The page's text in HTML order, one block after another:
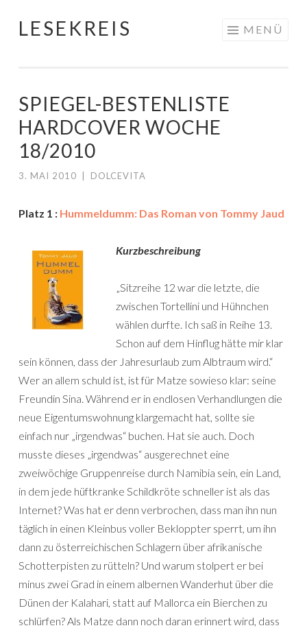
Springe
LESEKREIS MENÜ
SPIEGEL-BESTENLISTE
HARDCOVER WOCHE
18/2010
3. MAI 2010 DOLCEVITA
Platz 1 : Hummeldumm: Das Roman von Tommy Jaud
Kurzbeschreibung
„Sitzreihe 12 war die letzte, die
zwischen Tortellini und Hühnchen
wählen durfte. Ich saß in Reihe 13.
Schon auf dem Hinflug hätte mir klar
sein können, dass der Jahresurlaub zum Albtraum wird.“
Wer an allem schuld ist, ist für Matze sowieso klar: seine
Freundin Sina. Während er in endlosen Verhandlungen die
neue Eigentumswohnung klargemacht hat, sollte sie
einfach nur „irgendwas“ buchen. Hat sie auch. Doch
musste dieses „irgendwas“ ausgerechnet eine
zweiwöchige Gruppenreise durch Namibia sein, ein Land,
in dem jede hüftkranke Schildkröte schneller ist als das
Internet? Was hat er denn verbrochen, dass man ihn nun
täglich in einen Kleinbus voller Bekloppter sperrt, um ihn
dann zu österreichischen Schlagern über afrikanische
Schotterpisten zu rütteln? Und warum stolpert er bei
minus zwei Grad in einem albernen Wanderhut über die
Dünen der Kalahari, statt auf Mallorca ein Bierchen zu
schlürfen? Als Matze dann noch daran erinnert wird, dass